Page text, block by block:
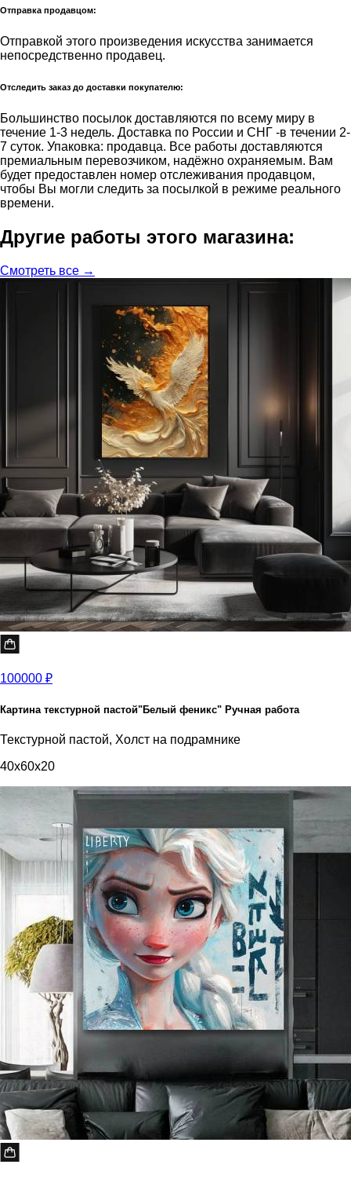
Отправка продавцом:
Отправкой этого произведения искусства занимается
непосредственно продавец.
Отследить заказ до доставки покупателю:
Большинство посылок доставляются по всему миру в
течение 1-3 недель. Доставка по России и СНГ -в течении 2-
7 суток. Упаковка: продавца. Все работы доставляются
премиальным перевозчиком, надёжно охраняемым. Вам
будет предоставлен номер отслеживания продавцом,
чтобы Вы могли следить за посылкой в режиме реального
времени.
Другие работы этого магазина:
Смотреть все →
100000 ₽
Картина текстурной пастой"Белый феникс" Ручная работа
Текстурной пастой, Холст на подрамнике
40x60x20